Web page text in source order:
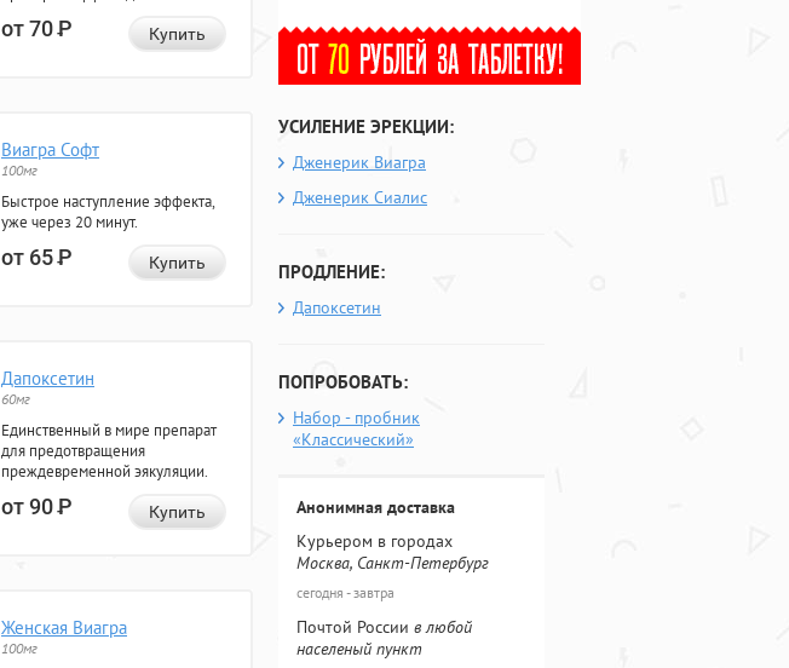
от 70Р Купить
Виагра Софт
100мг
Быстрое наступление эффекта,
уже через 20 минут.
от 65Р Купить
Дапоксетин
60мг
Единственный в мире препарат
для предотвращения
преждевременной эякуляции.
от 90Р Купить
Женская Виагра
100мг
УСИЛЕНИЕ ЭРЕКЦИИ:
Дженерик Виагра
Дженерик Сиалис
ПРОДЛЕНИЕ:
Дапоксетин
ПОПРОБОВАТЬ:
Набор - пробник
«Классический»
Анонимная доставка
Курьером в городах
Москва, Санкт-Петербург
сегодня - завтра
Почтой России в любой
населеный пункт